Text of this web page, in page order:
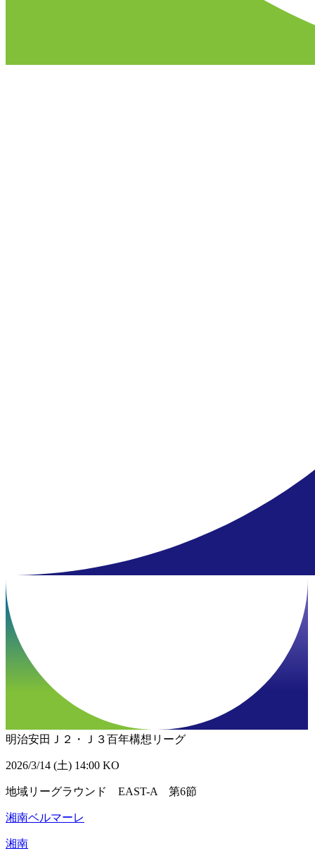
明治安田Ｊ２・Ｊ３百年構想リーグ
2026/3/14 (土) 14:00 KO
地域リーグラウンド EAST-A 第6節
湘南ベルマーレ
湘南